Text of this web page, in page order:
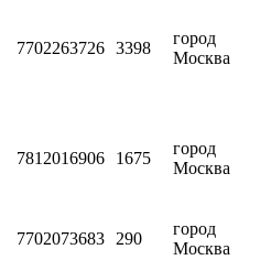
7702263726 3398
город
Москва
7812016906 1675
город
Москва
7702073683 290
город
Москва